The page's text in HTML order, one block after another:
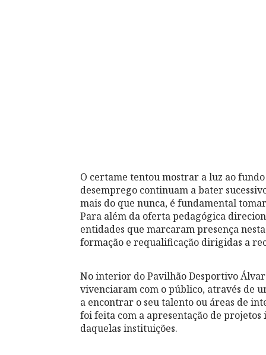
O certame tentou mostrar a luz ao
desemprego continuam a bater
mais do que nunca, é fundamental
Para além da oferta pedagógica
entidades que marcaram presença
formação e requalificação dirigidas a
No interior do Pavilhão Desportivo
vivenciaram com o público, através de
a encontrar o seu talento ou áreas de
foi feita com a apresentação de projetos
daquelas instituições.